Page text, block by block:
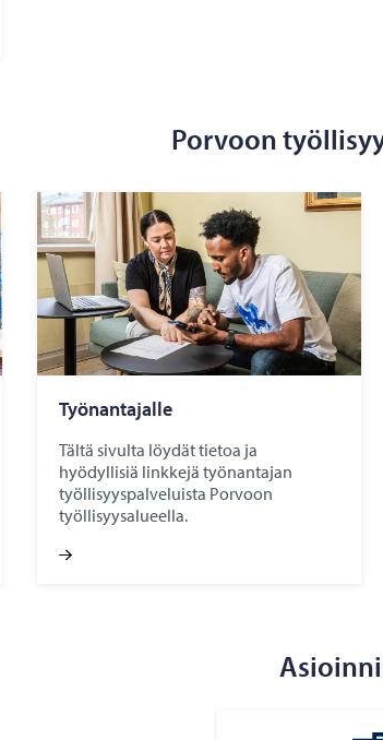
Porvoon
Työ­nan­ta­jal­le
Tältä sivulta löydät tietoa ja
hyödyllisiä linkkejä työnantajan
työllisyyspalveluista Porvoon
työllisyysalueella.